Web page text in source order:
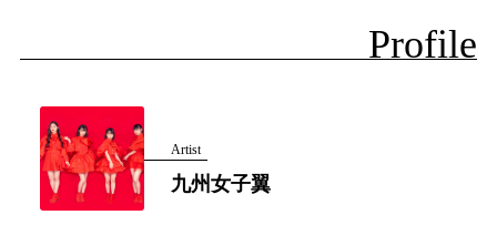
Profile
Artist
九州女子翼